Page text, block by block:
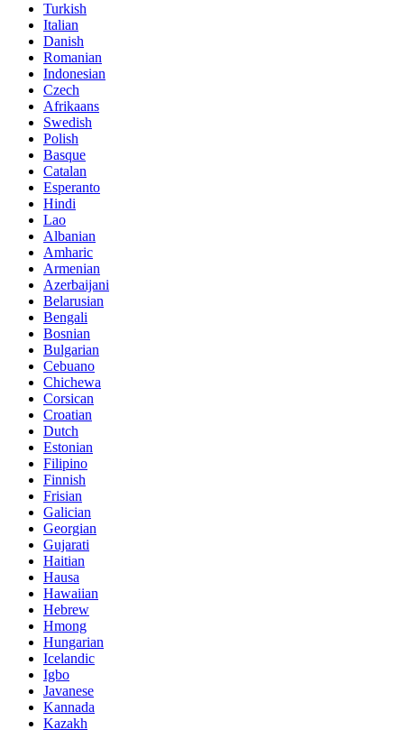
Turkish
Italian
Danish
Romanian
Indonesian
Czech
Afrikaans
Swedish
Polish
Basque
Catalan
Esperanto
Hindi
Lao
Albanian
Amharic
Armenian
Azerbaijani
Belarusian
Bengali
Bosnian
Bulgarian
Cebuano
Chichewa
Corsican
Croatian
Dutch
Estonian
Filipino
Finnish
Frisian
Galician
Georgian
Gujarati
Haitian
Hausa
Hawaiian
Hebrew
Hmong
Hungarian
Icelandic
Igbo
Javanese
Kannada
Kazakh